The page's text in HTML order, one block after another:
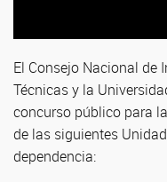
El Consejo Nacional de
Técnicas y la
concurso público para
de las siguientes
dependencia: